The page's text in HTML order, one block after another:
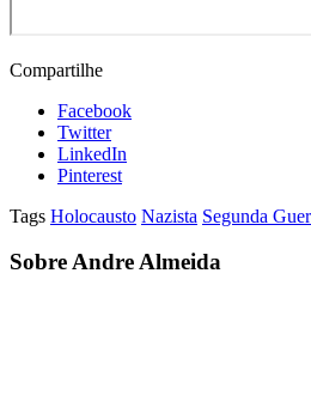
Compartilhe
Facebook
Twitter
LinkedIn
Pinterest
Tags Holocausto Nazista Segunda
Sobre Andre Almeida